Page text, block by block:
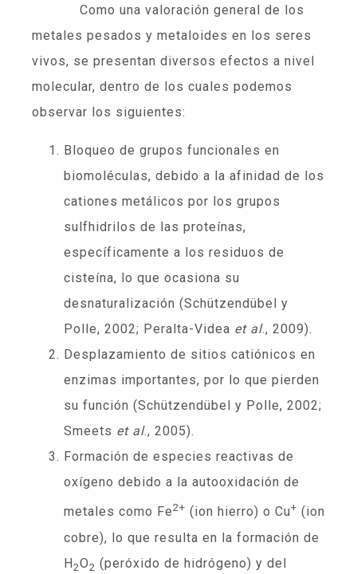
Como una valoración general de los
metales pesados y metaloides en los seres
vivos, se presentan diversos efectos a nivel
molecular, dentro de los cuales podemos
observar los siguientes:
Bloqueo de grupos funcionales en
biomoléculas, debido a la afinidad de los
cationes metálicos por los grupos
sulfhidrilos de las proteínas,
específicamente a los residuos de
cisteína, lo que ocasiona su
desnaturalización (Schützendübel y
Polle, 2002; Peralta-Videa et al., 2009).
Desplazamiento de sitios catiónicos en
enzimas importantes, por lo que pierden
su función (Schützendübel y Polle, 2002;
Smeets et al., 2005).
Formación de especies reactivas de
oxígeno debido a la autooxidación de
metales como Fe2+ (ion hierro) o Cu+ (ion
cobre), lo que resulta en la formación de
H2O2 (peróxido de hidrógeno) y del